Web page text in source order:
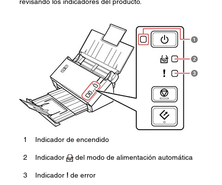
1 Indicador de encendido
2 Indicador del modo de alimentación automática
3 Indicador ! de error